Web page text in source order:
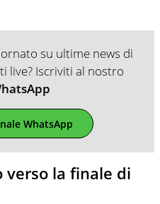
su ultime news di
live? Iscriviti al nostro
WhatsApp
verso la finale di